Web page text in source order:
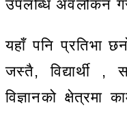
उपलब्धि अवलोकन
यहाँ पनि प्रतिभा
जस्तै, विद्यार्थी ,
विज्ञानको क्षेत्रमा